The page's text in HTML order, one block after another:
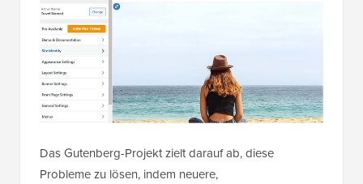
Das Gutenberg-Projekt zielt darauf ab, diese
Probleme zu lösen, indem neuere,